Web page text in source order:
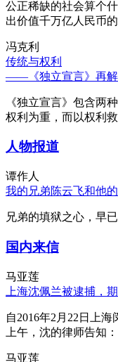
公正稀缺的社会算个
出价值千万亿人民币
冯克利
传统与权利
——《独立宣言》再
《独立宣言》包含两
权利为重，而以权利救
人物报道
谭作人
我的兄弟陈云飞和他的
兄弟的填狱之心，早
国内来信
马亚莲
上海沈佩兰被逮捕，
自2016年2月22日上
上午，沈的律师告知
马亚莲